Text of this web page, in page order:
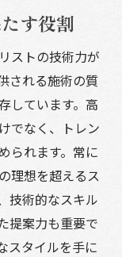
の使い方
が満足度を引
要性
ット
せた提案
足感
ションの効果
受け取り方
す役割
ストの技術力が
される施術の質
しています。高
でなく、トレン
られます。常に
理想を超えるス
技術的なスキル
提案力も重要で
スタイルを手に